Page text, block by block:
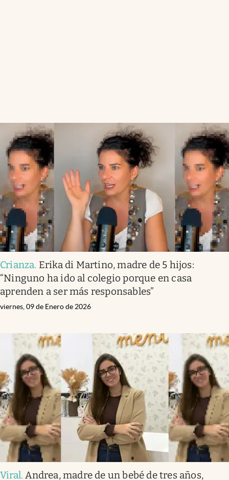
Crianza. Erika di Martino, madre de 5 hijos:
“Ninguno ha ido al colegio porque en casa
aprenden a ser más responsables”
viernes, 09 de Enero de 2026
Viral.Andrea, madre de un bebé de tres años,